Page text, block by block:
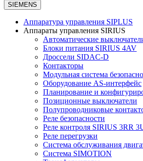
SIEMENS
Аппаратура управления SIPLUS
Аппараты управления SIRIUS
Автоматические
Блоки питания SIRIUS 4AV
Дроссели SIDAC-D
Контакторы
Модульная система
Оборудование AS-интерфейс
Планирование и
Позиционные выключатели
Полупроводниковые
Реле безопасности
Реле контроля SIRIUS 3RR
Реле перегрузки
Сиcтема обслуживания
Система SIMOTION